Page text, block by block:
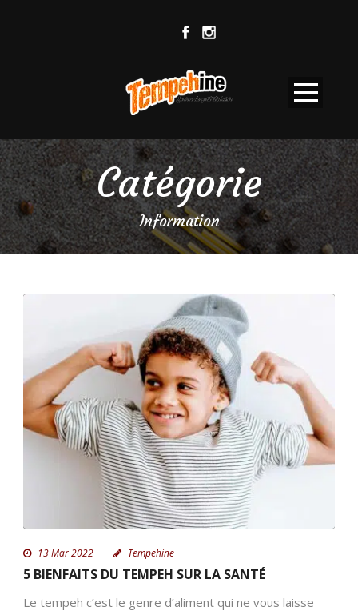
Catégorie
Information
13 Mar 2022 Tempehine
5 BIENFAITS DU TEMPEH SUR LA SANTÉ
Le tempeh c’est le genre d’aliment qui ne vous laisse